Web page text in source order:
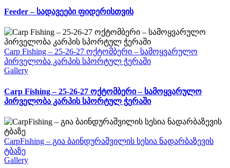
Feeder – სადავეები ფიდერისთვის
Carp Fishing – 25-26-27 ოქტომბერი – სამოყვარულო
პირველობა კარპის სპორტულ ჭერაში
Gallery
Carp Fishing – 25-26-27 ოქტომბერი – სამოყვარულო
პირველობა კარპის სპორტულ ჭერაში
CarpFishing – გია ბაინდურაშვილის სესია ნადარბაზევის
ტბაზე
Gallery